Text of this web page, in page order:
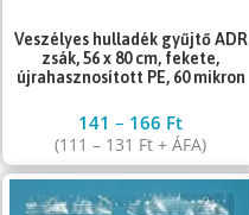
Veszélyes hulladék gyűjtő ADR
zsák, 56 x 80 cm, fekete,
újrahasznosított PE, 60 mikron
141– 166 Ft
(111– 131 Ft + ÁFA)